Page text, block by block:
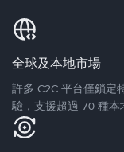
全球及本地市場
許多 C2C 平台僅鎖定
驗，支援超過 70 種本